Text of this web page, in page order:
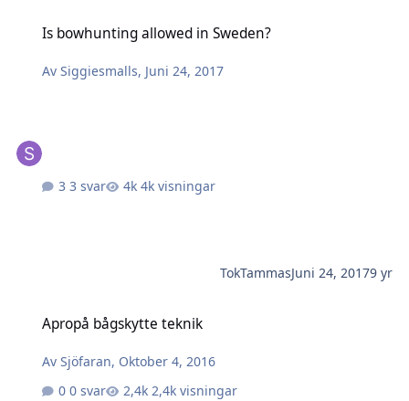
Is bowhunting allowed in Sweden?
AvSiggiesmalls, Juni 24, 2017
3 svar 4k visningar
TokTammasJuni 24, 20179 yr
Apropå bågskytte teknik
AvSjöfaran, Oktober 4, 2016
0 svar
2,4k visningar